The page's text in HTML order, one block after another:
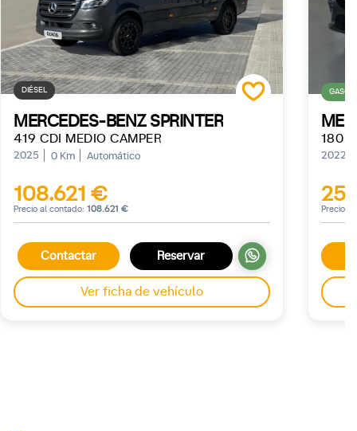
DIÉSEL
MERCEDES-BENZ SPRINTER
419 CDI MEDIO CAMPER
2025 0 Km Automático
108.621 €
Precio al contado: 108.621 €
Contactar Reservar
Ver ficha de vehículo
180
2022
Precio